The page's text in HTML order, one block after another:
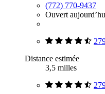
(772) 770-9437
Ouvert
Distance estimée
3,5 milles